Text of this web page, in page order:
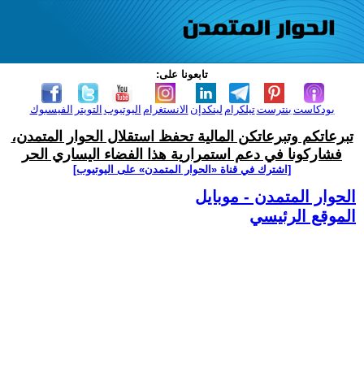
تابعونا على:
الفيسبوك التويتر اليوتيوب الانستغرام لينكدإن تيلكرامبنترست بودكاست
تبرعاتكم وتبرعاتكن المالية تحفظ استقلال الحوار المتمدن،
فشاركونا في دعم استمرارية هذا الفضاء اليساري الحر
[اشترك في قناة ‫«الحوار المتمدن» على اليوتيوب]
الحوار المتمدن - موبايل
الموقع الرئيسي